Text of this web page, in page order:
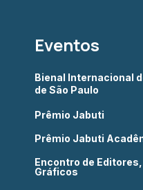
Eventos
Bienal Internacional
de São Paulo
Prêmio Jabuti
Prêmio Jabuti
Encontro de
Gráficos